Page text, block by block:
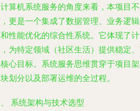
算机系统服务的角度来看，本项目
更是一个集成了数据管理、业务逻
性能优化的综合性系统。它体现了
为特定领域（社区生活）提供稳定
心目标。系统服务思维贯穿于项目
划分以及部署运维的全过程。
系统架构与技术选型